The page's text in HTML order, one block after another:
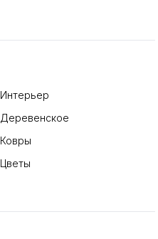
Интерьер
Деревенское
Ковры
Цветы